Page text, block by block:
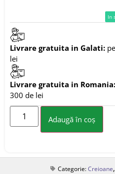
In
Livrare gratuita in Galati:
lei
Livrare gratuita in Romania:
300 de lei
Adaugă în coș
Categorie:Creioane,